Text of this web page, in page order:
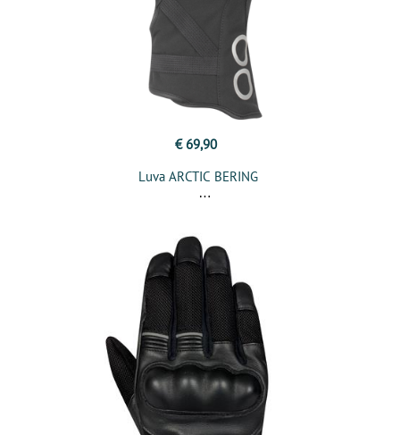
€ 69,90
Luva ARCTIC BERING